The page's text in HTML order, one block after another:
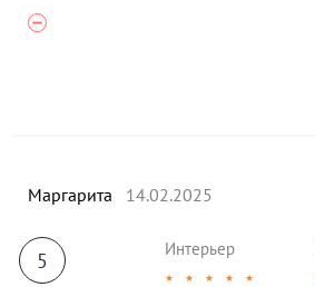
Маргарита 14.02.2025
5 Интерьер
★ ★ ★ ★ ★